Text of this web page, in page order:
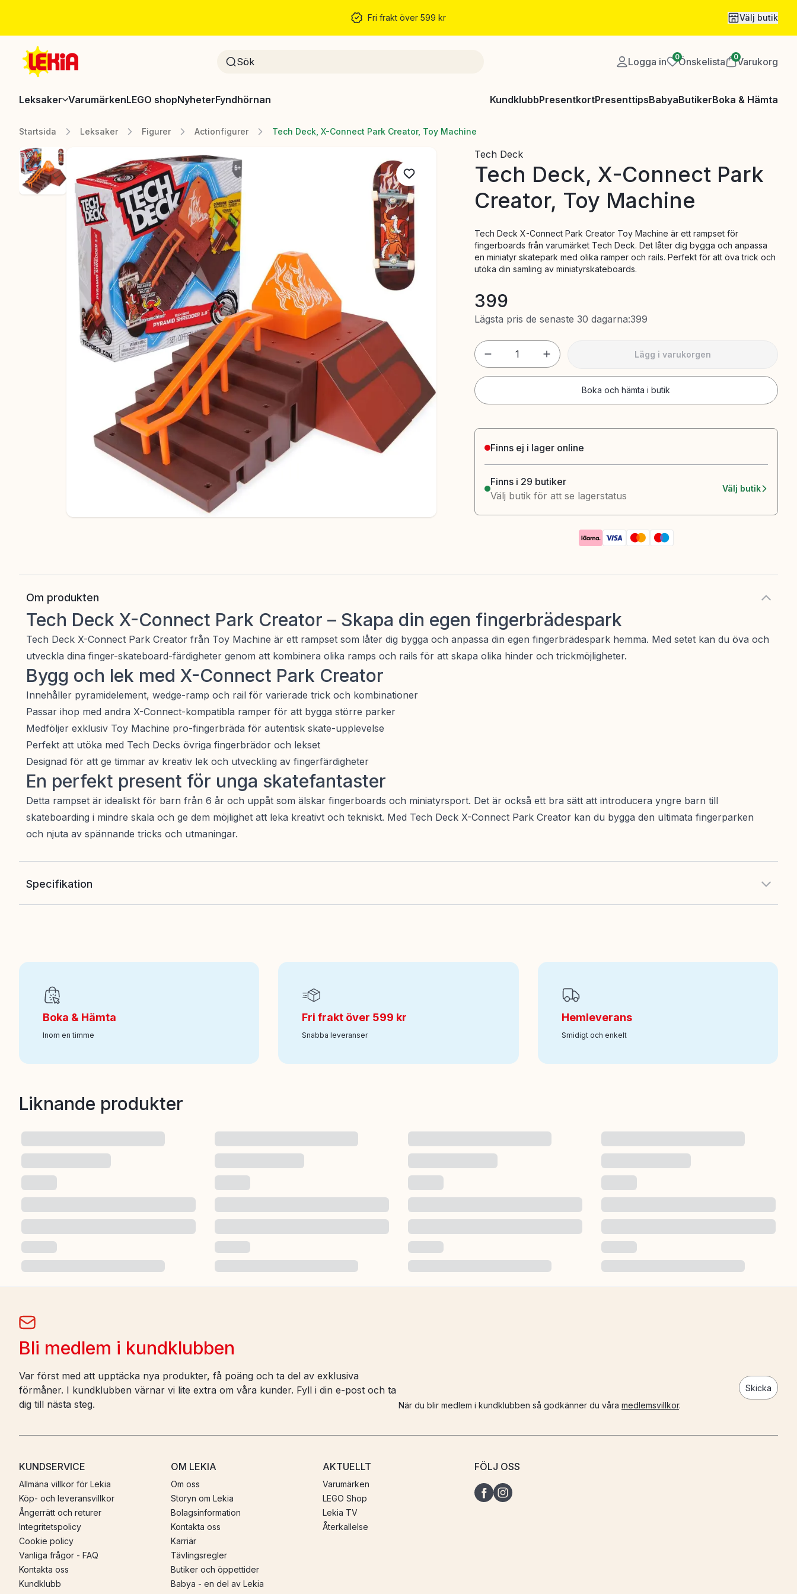
Fri frakt över 599 kr Välj butik
Logga in 0Önskelista 0Varukorg
Leksaker VarumärkenLEGO shopNyheterFyndhörnan KundklubbPresentkortPresenttipsBabyaButikerBoka & Hämta
Startsida Leksaker Figurer Actionfigurer Tech Deck, X-Connect Park Creator, Toy Machine
Tech Deck
Tech Deck, X-Connect Park
Creator, Toy Machine
Tech Deck X-Connect Park Creator Toy Machine är ett rampset för
fingerboards från varumärket Tech Deck. Det låter dig bygga och anpassa
en miniatyr skatepark med olika ramper och rails. Perfekt för att öva trick och
utöka din samling av miniatyrskateboards.
399
Lägsta pris de senaste 30 dagarna:399
1 Lägg i varukorgen
Boka och hämta i butik
Finns ej i lager online
Finns i 29 butiker
Välj butik för att se lagerstatus
Välj butik
Om produkten
Tech Deck X-Connect Park Creator – Skapa din egen fingerbrädespark
Tech Deck X-Connect Park Creator från Toy Machine är ett rampset som låter dig bygga och anpassa din egen fingerbrädespark hemma. Med setet kan du öva och
utveckla dina finger-skateboard-färdigheter genom att kombinera olika ramps och rails för att skapa olika hinder och trickmöjligheter.
Bygg och lek med X-Connect Park Creator
Innehåller pyramidelement, wedge-ramp och rail för varierade trick och kombinationer
Passar ihop med andra X-Connect-kompatibla ramper för att bygga större parker
Medföljer exklusiv Toy Machine pro-fingerbräda för autentisk skate-upplevelse
Perfekt att utöka med Tech Decks övriga fingerbrädor och lekset
Designad för att ge timmar av kreativ lek och utveckling av fingerfärdigheter
En perfekt present för unga skatefantaster
Detta rampset är idealiskt för barn från 6 år och uppåt som älskar fingerboards och miniatyrsport. Det är också ett bra sätt att introducera yngre barn till
skateboarding i mindre skala och ge dem möjlighet att leka kreativt och tekniskt. Med Tech Deck X-Connect Park Creator kan du bygga den ultimata fingerparken
och njuta av spännande tricks och utmaningar.
Specifikation
Art nr:118-6070357
Boka & Hämta
Inom en timme
Fri frakt över 599 kr
Snabba leveranser
Hemleverans
Smidigt och enkelt
Liknande produkter
Bli medlem i kundklubben
Var först med att upptäcka nya produkter, få poäng och ta del av exklusiva
förmåner. I kundklubben värnar vi lite extra om våra kunder. Fyll i din e-post och ta
dig till nästa steg.
Skicka
När du blir medlem i kundklubben så godkänner du våra medlemsvillkor.
KUNDSERVICE
Allmäna villkor för Lekia
Köp- och leveransvillkor
Ångerrätt och returer
Integritetspolicy
Cookie policy
Vanliga frågor - FAQ
Kontakta oss
Kundklubb
OM LEKIA
Om oss
Storyn om Lekia
Bolagsinformation
Kontakta oss
Karriär
Tävlingsregler
Butiker och öppettider
Babya - en del av Lekia
AKTUELLT
Varumärken
LEGO Shop
Lekia TV
Återkallelse
FÖLJ OSS